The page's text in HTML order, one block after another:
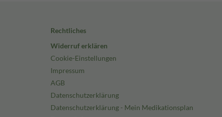
Rechtliches
Widerruf erklären
Cookie-Einstellungen
Impressum
AGB
Datenschutzerklärung
Datenschutzerklärung - Mein Medikationsplan